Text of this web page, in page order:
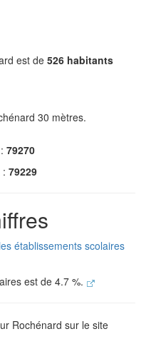
est de 526 habitants
30 mètres.
79270
: 79229
établissements scolaires
est de 4.7 %.
Rochénard sur le site